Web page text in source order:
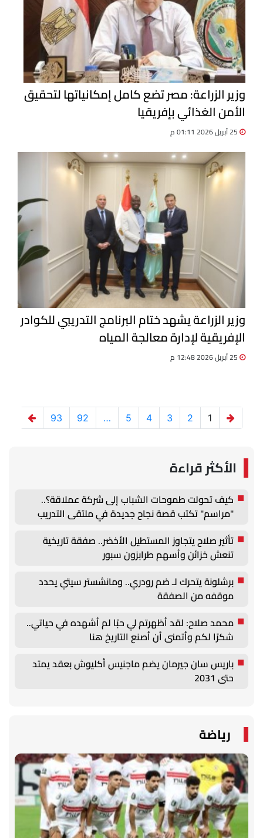
وزير الزراعة: مصر تضع كامل إمكانياتها لتحقيق
الأمن الغذائي بإفريقيا
وزير الزراعة يشهد ختام البرنامج التدريبي للكوادر
الإفريقية لإدارة معالجة المياه
1
2
3
4
5
…
92
93
الأكثر قراءة
كيف تحولت طموحات الشباب إلى شركة عملاقة؟..
"مراسم" تكتب قصة نجاح جديدة في ملتقى التدريب
والتوظيف الزراعي الأول بجامعة دمنهور
تأثير صلاح يتجاوز المستطيل الأخضر.. صفقة تاريخية
تنعش خزائن وأسهم طرابزون سبور
برشلونة يتحرك لـ ضم رودري.. ومانشستر سيتي يحدد
موقفه من الصفقة
محمد صلاح: لقد أظهرتم لي حبًا لم أشهده في حياتي..
شكرًا لكم وأتمنى أن أصنع التاريخ هنا
باريس سان جيرمان يضم ماجنيس أكليوش بعقد يمتد
حتى 2031
رياضة